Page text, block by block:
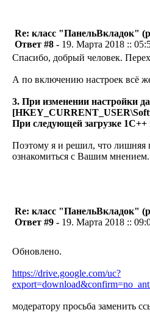
Re: класс "ПанельВкладок"
Ответ #8 - 19. Марта 2018 ::
Спасибо, добрый человек.
А по включению настроек всё
3. При изменении настройки
При следующей загрузке 1С++
Поэтому я и решил, что лишняя
ознакомиться с Вашим
Re: класс "ПанельВкладок"
Ответ #9 - 19. Марта 2018 ::
Обновлено.
https://drive.google.com/uc?
модератору просьба заменить